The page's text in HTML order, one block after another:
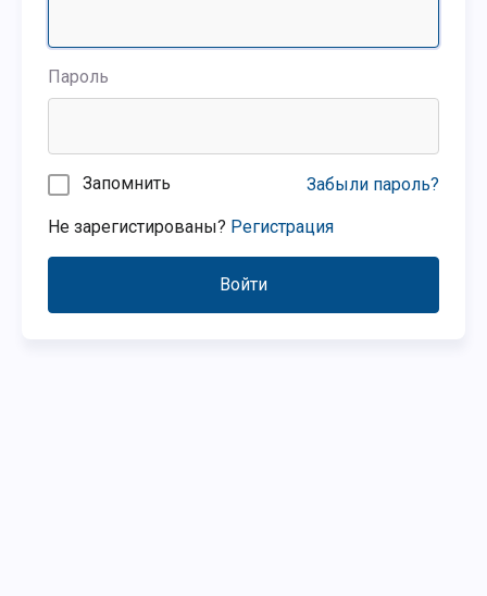
Пароль
Запомнить Забыли пароль?
Не зарегистированы? Регистрация